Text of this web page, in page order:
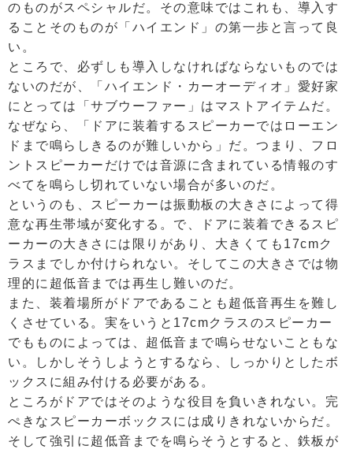
のものがスペシャルだ。その意味ではこれも、導入す
ることそのものが「ハイエンド」の第一歩と言って良
い。
ところで、必ずしも導入しなければならないものでは
ないのだが、「ハイエンド・カーオーディオ」愛好家
にとっては「サブウーファー」はマストアイテムだ。
なぜなら、「ドアに装着するスピーカーではローエン
ドまで鳴らしきるのが難しいから」だ。つまり、フロ
ントスピーカーだけでは音源に含まれている情報のす
べてを鳴らし切れていない場合が多いのだ。
というのも、スピーカーは振動板の大きさによって得
意な再生帯域が変化する。で、ドアに装着できるスピ
ーカーの大きさには限りがあり、大きくても17cmク
ラスまでしか付けられない。そしてこの大きさでは物
理的に超低音までは再生し難いのだ。
また、装着場所がドアであることも超低音再生を難し
くさせている。実をいうと17cmクラスのスピーカー
でもものによっては、超低音まで鳴らせないこともな
い。しかしそうしようとするなら、しっかりとしたボ
ックスに組み付ける必要がある。
ところがドアではそのような役目を負いきれない。完
ぺきなスピーカーボックスには成りきれないからだ。
そして強引に超低音までを鳴らそうとすると、鉄板が